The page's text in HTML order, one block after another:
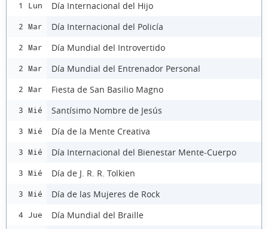
1 Lun Día Internacional del Hijo
2 Mar Día Internacional del Policía
2 Mar Día Mundial del Introvertido
2 Mar Día Mundial del Entrenador Personal
2 Mar Fiesta de San Basilio Magno
3 Mié Santísimo Nombre de Jesús
3 Mié Día de la Mente Creativa
3 Mié Día Internacional del Bienestar Mente-Cuerpo
3 Mié Día de J. R. R. Tolkien
3 Mié Día de las Mujeres de Rock
4 Jue Día Mundial del Braille